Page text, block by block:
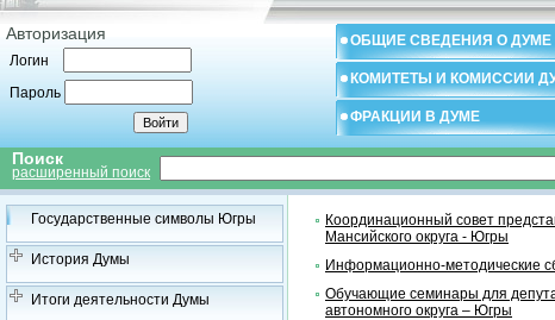
Авторизация
Логин
Пароль
ОБЩИЕ СВЕДЕНИЯ О ДУМЕ
КОМИТЕТЫ И КОМИССИИ
ФРАКЦИИ В ДУМЕ
Поиск
расширенный поиск
Государственные символы Югры
История Думы
Итоги деятельности Думы
Координационный совет
Мансийского округа - Югры
Информационно-методические
Обучающие семинары для
автономного округа – Югры